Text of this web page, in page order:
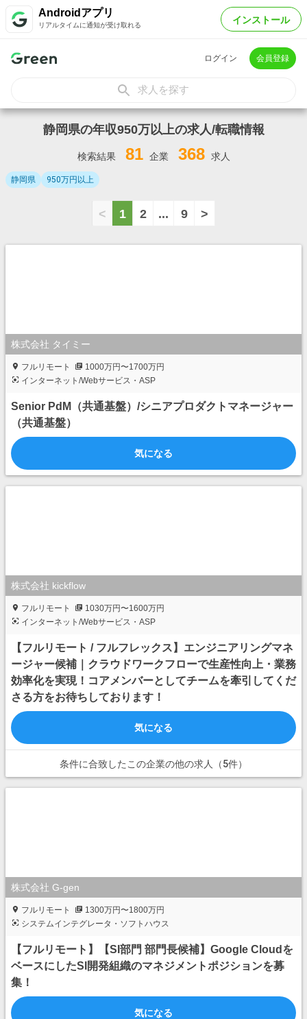
Androidアプリ
リアルタイムに通知が受け取れる インストール
ログイン 会員登録
求人を探す
静岡県の年収950万以上の求人/転職情報
検索結果 81 企業 368 求人
静岡県 950万円以上
< 1 2 ... 9 >
株式会社 タイミー
フルリモート
1000万円〜1700万円
インターネット/Webサービス・ASP
Senior PdM（共通基盤）/シニアプロダクトマネージャー
（共通基盤）
気になる
株式会社 kickflow
フルリモート
1030万円〜1600万円
インターネット/Webサービス・ASP
【フルリモート / フルフレックス】エンジニアリングマネ
ージャー候補｜クラウドワークフローで生産性向上・業務
効率化を実現！コアメンバーとしてチームを牽引してくだ
さる方をお待ちしております！
気になる
条件に合致したこの企業の他の求人（5件）
株式会社 G-gen
フルリモート
1300万円〜1800万円
システムインテグレータ・ソフトハウス
【フルリモート】【SI部門 部門長候補】Google Cloudを
ベースにしたSI開発組織のマネジメントポジションを募
集！
気になる